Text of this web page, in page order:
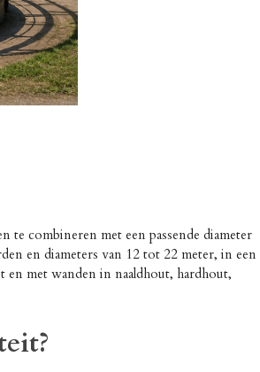
te combineren met een passende diameter
en diameters van 12 tot 22 meter, in een
met wanden in naaldhout, hardhout,